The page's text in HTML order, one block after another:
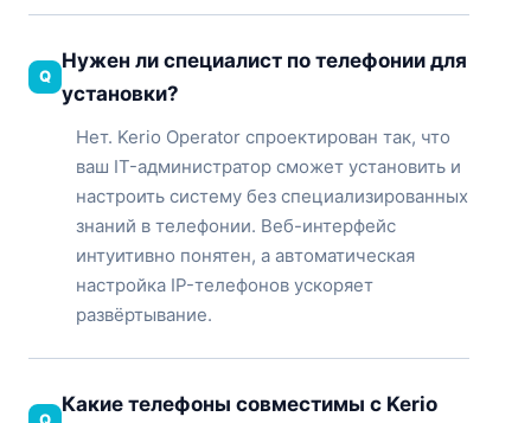
Нужен ли специалист по телефонии для
установки?
Нет. Kerio Operator спроектирован так, что
ваш IT-администратор сможет установить и
настроить систему без специализированных
знаний в телефонии. Веб-интерфейс
интуитивно понятен, а автоматическая
настройка IP-телефонов ускоряет
развёртывание.
Какие телефоны совместимы с Kerio